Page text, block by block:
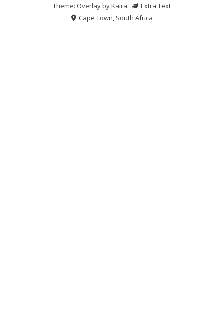
Theme: Overlay byKaira.
Extra Text
Cape Town, South Africa